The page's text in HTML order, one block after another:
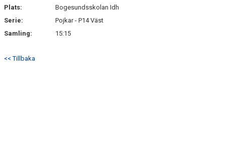
KONTAKT
Plats:
Bogesundsskolan Idh
Serie:
Pojkar - P14 Väst
Samling:
15:15
<< Tillbaka